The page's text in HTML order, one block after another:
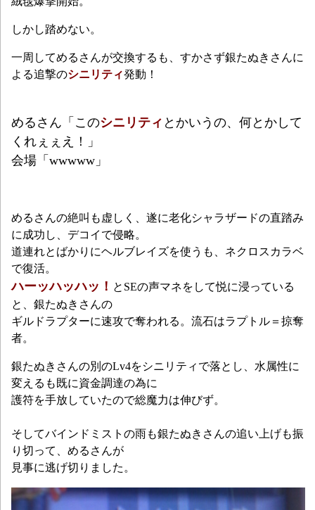
しかし踏めない。
一周してめるさんが交換するも、すかさず銀たぬきさんに
よる追撃のシニリティ発動！
めるさん「このシニリティ とかいうの、何とかして
くれぇぇえ！」
会場「wwwww」
めるさんの絶叫も虚しく、遂に老化シャラザードの直踏み
に成功し、デコイで侵略。
道連れとばかりにヘルブレイズを使うも、ネクロスカラベ
で復活。
ハーッハッハッ！ とSEの声マネをして悦に浸っている
と、銀たぬきさんの
ギルドラプターに速攻で奪われる。流石はラプトル＝掠奪
者。
銀たぬきさんの別のLv4をシニリティで落とし、水属性に
変えるも既に資金調達の為に
護符を手放していたので総魔力は伸びず。
そしてバインドミストの雨も銀たぬきさんの追い上げも振
り切って、めるさんが
見事に逃げ切りました。